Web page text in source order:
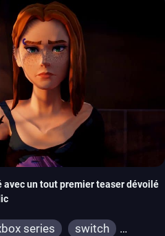
avec un tout premier teaser dévoilé
series
switch